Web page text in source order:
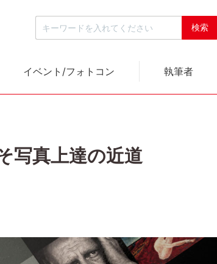
イベント/フォトコン 執筆者
写真上達の近道